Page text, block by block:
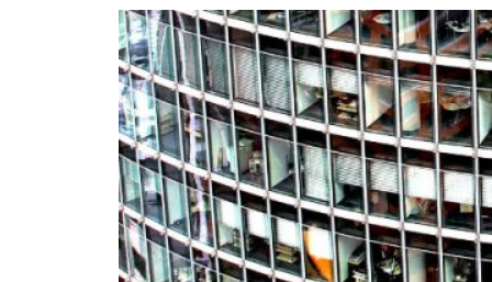
Contacto
Quem Somos
O Que Fazemos
Experiência
Serviços
Clientes
Blog